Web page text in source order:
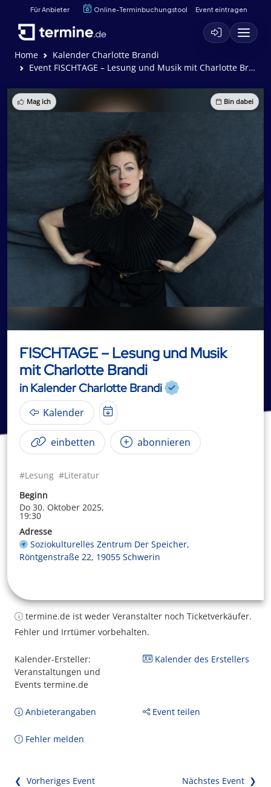
Für Anbieter Online-Terminbuchungstool Event eintragen
Home
Kalender Charlotte Brandi
Event FISCHTAGE – Lesung und Musik mit Charlotte Brandi
Mag ich Bin dabei
FISCHTAGE – Lesung und Musik
mit Charlotte Brandi
in Kalender Charlotte Brandi
Kalender
einbetten abonnieren
#Lesung #Literatur
Beginn
Do 30. Oktober 2025,
19:30
Adresse
Soziokulturelles Zentrum Der Speicher,
Röntgenstraße 22, 19055 Schwerin
termine.de ist weder Veranstalter noch Ticketverkäufer.
Fehler und Irrtümer vorbehalten.
Kalender-Ersteller:
Veranstaltungen und
Events termine.de
Kalender des Erstellers
Anbieterangaben Event teilen
Fehler melden
❮ Vorheriges Event Nächstes Event ❯